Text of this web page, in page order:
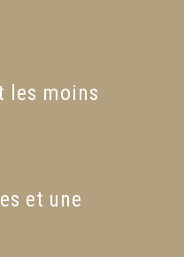
les moins
et une